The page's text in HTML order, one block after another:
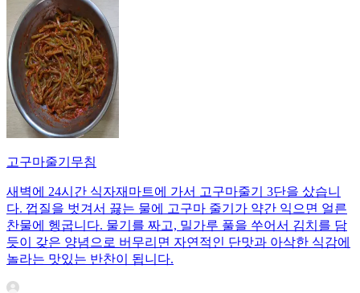
고구마줄기무침
새벽에 24시간 식자재마트에 가서 고구마줄기 3단을 샀습니
다. 껍질을 벗겨서 끓는 물에 고구마 줄기가 약간 익으면 얼른
찬물에 헹굽니다. 물기를 짜고, 밀가루 풀을 쑤어서 김치를 담
듯이 갖은 양념으로 버무리면 자연적인 단맛과 아삭한 식감에
놀라는 맛있는 반찬이 됩니다.